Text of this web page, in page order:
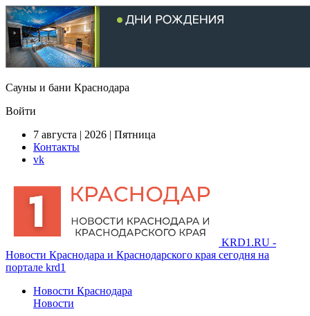
Сауны и бани Краснодара
Войти
7 августа | 2026 | Пятница
Контакты
vk
KRD1.RU -
Новости Краснодара и Краснодарского края сегодня на
портале krd1
Новости Краснодара
Новости